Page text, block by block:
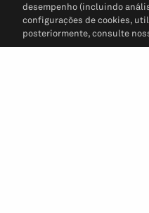
desempenho (incluindo
configurações de cookies,
posteriormente, consulte